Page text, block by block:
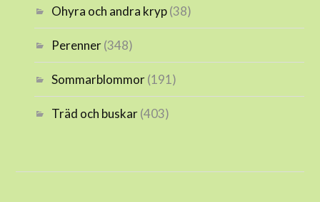
Ohyra och andra kryp(38)
Perenner(348)
Sommarblommor(191)
Träd och buskar(403)